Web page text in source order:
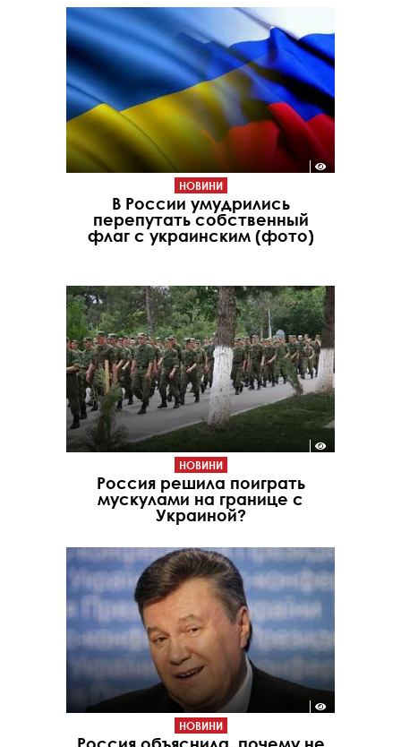
НОВИНИ
В России умудрились
перепутать собственный
флаг с украинским (фото)
НОВИНИ
Россия решила поиграть
мускулами на границе с
Украиной?
НОВИНИ